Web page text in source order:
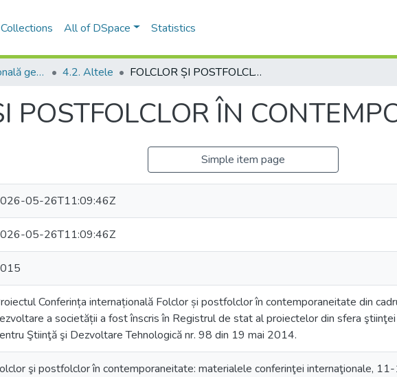
All of DSpace Statistics
1. Colecţia instituţională generală 4.2. Altele FOLCLOR ȘI POSTFOLCLOR ÎN CONTEMPORANEITATE
POSTFOLCLOR ÎN
Simple item page
05-26T11:09:46Z
05-26T11:09:46Z
Conferința internațională Folclor și postfolclor în contemporaneitate din
a societății a fost înscris în Registrul de stat al proiectelor din sfera ştiinţei
Ştiinţă şi Dezvoltare Tehnologică nr. 98 din 19 mai 2014.
şi postfolclor în contemporaneitate: materialele conferinţei internaţionale,